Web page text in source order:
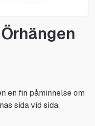
en fin påminnelse om
sida vid sida.